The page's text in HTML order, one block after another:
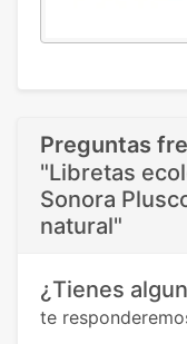
Preguntas
"Libretas
Sonora
natural"
¿Tienes
te